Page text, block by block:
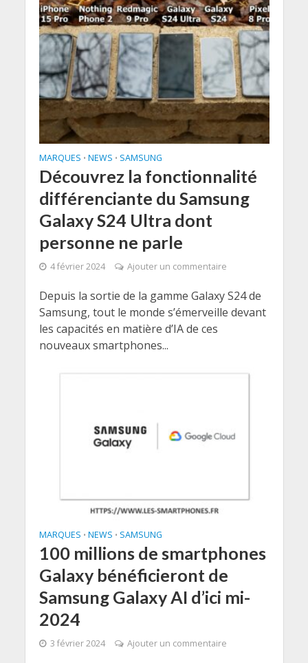
MARQUES • NEWS • SAMSUNG
Découvrez la fonctionnalité
différenciante du Samsung
Galaxy S24 Ultra dont
personne ne parle
4 février 2024 Ajouter un commentaire
Depuis la sortie de la gamme Galaxy S24 de
Samsung, tout le monde s’émerveille devant
les capacités en matière d’IA de ces
nouveaux smartphones...
MARQUES • NEWS • SAMSUNG
100 millions de smartphones
Galaxy bénéficieront de
Samsung Galaxy AI d’ici mi-
2024
3 février 2024 Ajouter un commentaire